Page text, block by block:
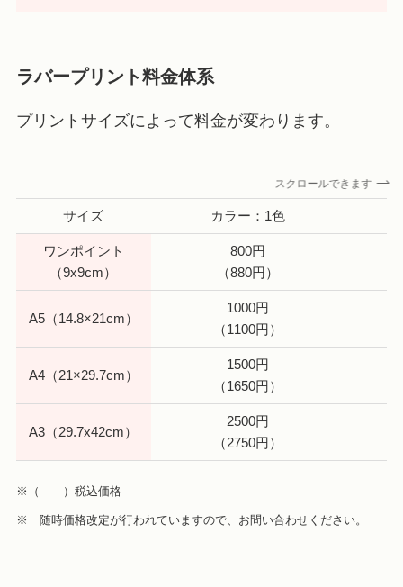
ラバープリント料金体系
プリントサイズによって料金が変わります。
スクロールできます
サイズ カラー：1色
ワンポイント
（9x9cm）
800円
（880円）
A5（14.8×21cm）
1000円
（1100円）
A4（21×29.7cm）
1500円
（1650円）
A3（29.7x42cm）
2500円
（2750円）
※（ ）税込価格
※ 随時価格改定が行われていますので、お問い合わせください。